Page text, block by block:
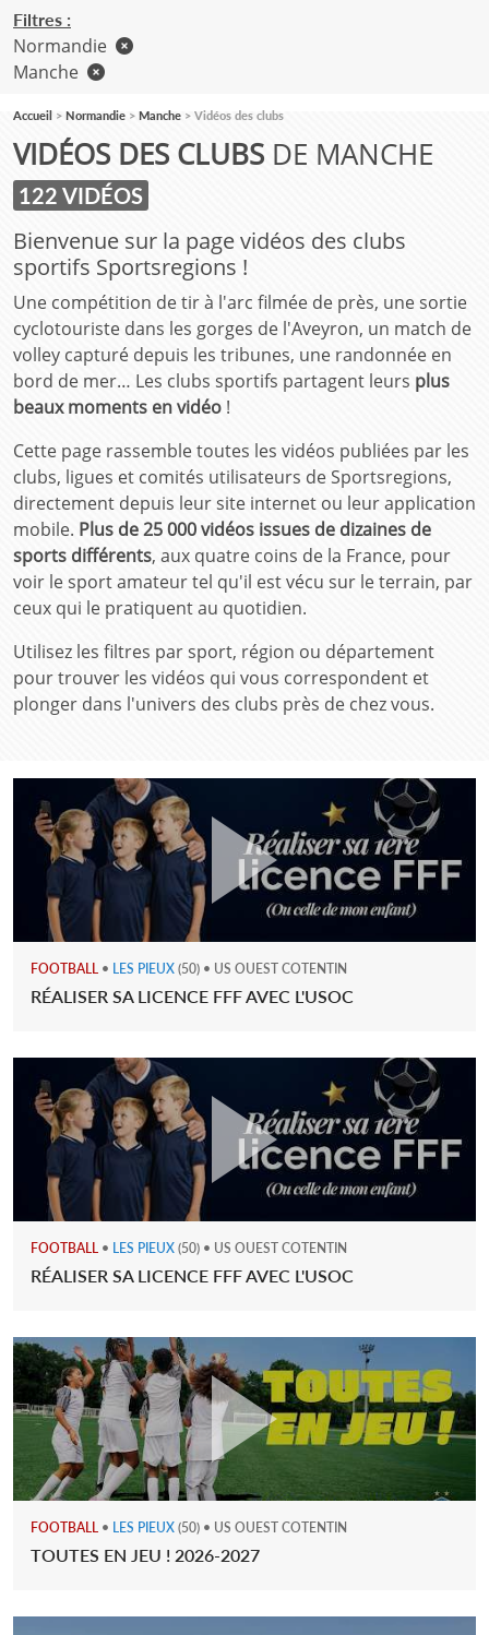
VIDÉOS DES CLUBS DE MANCHE
122 VIDÉOS
Bienvenue sur la page vidéos des clubs
sportifs Sportsregions !
Une compétition de tir à l'arc filmée de près, une sortie
cyclotouriste dans les gorges de l'Aveyron, un match de
volley capturé depuis les tribunes, une randonnée en
bord de mer… Les clubs sportifs partagent leurs plus
beaux moments en vidéo !
Cette page rassemble toutes les vidéos publiées par les
clubs, ligues et comités utilisateurs de Sportsregions,
directement depuis leur site internet ou leur application
mobile. Plus de 25 000 vidéos issues de dizaines de
sports différents, aux quatre coins de la France, pour
voir le sport amateur tel qu'il est vécu sur le terrain, par
ceux qui le pratiquent au quotidien.
Utilisez les filtres par sport, région ou département
pour trouver les vidéos qui vous correspondent et
plonger dans l'univers des clubs près de chez vous.
FOOTBALL • LES PIEUX (50) • US OUEST COTENTIN
RÉALISER SA LICENCE FFF AVEC L'USOC
FOOTBALL • LES PIEUX (50) • US OUEST COTENTIN
RÉALISER SA LICENCE FFF AVEC L'USOC
FOOTBALL • LES PIEUX (50) • US OUEST COTENTIN
TOUTES EN JEU ! 2026-2027
Filtres :
Normandie
Manche
Accueil Normandie Manche Vidéos des clubs